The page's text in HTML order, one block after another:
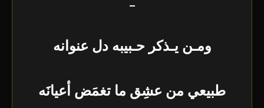
–
ومـن يـذكر حـبيبه دل عنوانه
طبيعي من عشِق ما تغمَض أعيانَه